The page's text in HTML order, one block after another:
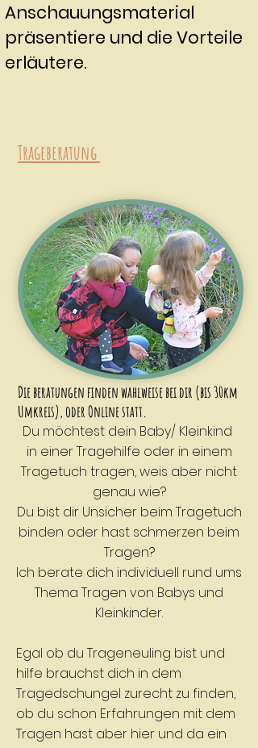
Trageberatung
Du möchtest dein Baby/ Kleinkind
in einer Tragehilfe oder in einem
Tragetuch tragen, weis aber nicht
genau wie?
Du bist dir Unsicher beim Tragetuch
binden oder hast schmerzen beim
Tragen?
Ich berate dich individuell rund ums
Thema Tragen von Babys und
Kleinkinder.
Egal ob du Trageneuling bist und
hilfe brauchst dich in dem
Tragedschungel zurecht zu finden,
ob du schon Erfahrungen mit dem
Tragen hast aber hier und da ein
Anschauungsmaterial
präsentiere und die Vorteile
erläutere.
Die beratungen finden wahlweise bei dir (bis 30km
Umkreis), oder Online statt.